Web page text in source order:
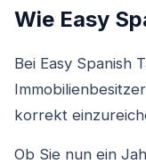
Wie Easy
Bei Easy Spanish
korrekt
Ob Sie nun ein